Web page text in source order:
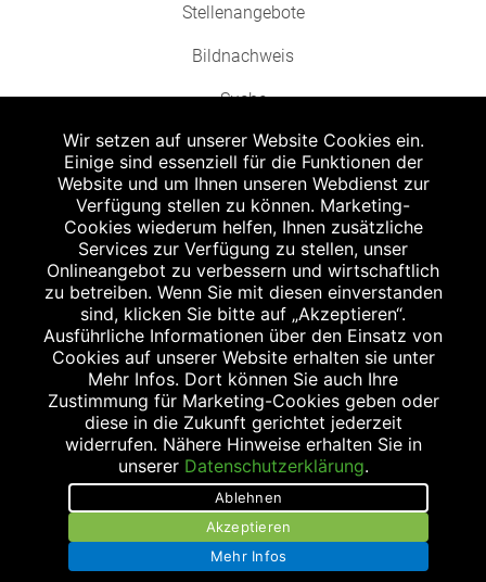
Stellenangebote
Bildnachweis
Suche
Abgabe in haushaltsüblichen Mengen, solange der Vorrat reicht. Für Druck-
und Satzfehler keine Haftung.
Zu Risiken und Nebenwirkungen lesen Sie die Packungsbeilage und fragen
Sie Ihren Arzt oder Apotheker.
Angabe nach der deutschen Arzneimitteltaxe Apothekenerstattungspreis
(AEP). Der AEP ist keine unverbindliche Preisempfehlung der Hersteller. Der
AEP ist ein von den Apotheken in Ansatz gebrachter Preis für rezeptfreie
Arzneimittel. Er entspricht in der Höhe dem für Apotheken verbindlichen
Abgabepreis, zu dem eine Apotheke in bestimmten Fällen (z.B. bei Kindern
unter 12 Jahren) das Produkt mit der gesetzlichen Krankenversicherung
abrechnet. Der AEP ist der allgemeine Erstattungspreis im Falle einer
Kostenübernahme durch die gesetzlichen Krankenkassen, vor Abzug eines
Zwangsrabattes (zur Zeit 5%) nach §130 Abs. 1 SGB V.
Unverbindliche Preisempfehlung des Herstellers (UVP).
powered by apovena.de
Wir setzen auf unserer Website Cookies ein.
Einige sind essenziell für die Funktionen der
Website und um Ihnen unseren Webdienst zur
Verfügung stellen zu können. Marketing-
Cookies wiederum helfen, Ihnen zusätzliche
Services zur Verfügung zu stellen, unser
Onlineangebot zu verbessern und wirtschaftlich
zu betreiben. Wenn Sie mit diesen einverstanden
sind, klicken Sie bitte auf „Akzeptieren“.
Ausführliche Informationen über den Einsatz von
Cookies auf unserer Website erhalten sie unter
Mehr Infos. Dort können Sie auch Ihre
Zustimmung für Marketing-Cookies geben oder
diese in die Zukunft gerichtet jederzeit
widerrufen. Nähere Hinweise erhalten Sie in
unserer Datenschutzerklärung.
Ablehnen
Akzeptieren
Mehr Infos